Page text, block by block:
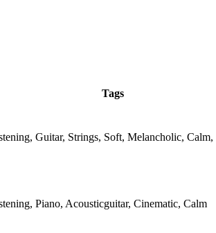
Tags
Guitar, Strings, Soft, Melancholic, Calm,
Piano, Acousticguitar, Cinematic, Calm